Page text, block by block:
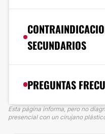
SECUNDARIOS
PREGUNTAS
Esta página informa, pero no
presencial con un cirujano